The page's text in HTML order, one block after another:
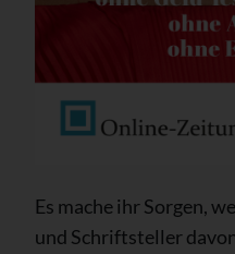
Es mache ihr Sorgen,
und Schriftsteller